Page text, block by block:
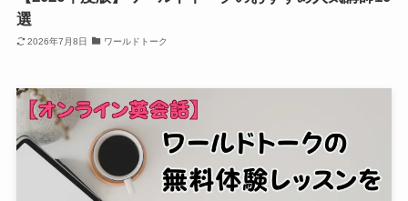
選
2026年7月8日 ワールドトーク